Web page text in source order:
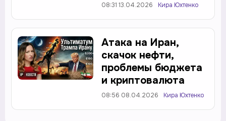
08:31 13.04.2026 Кира Юхтенко
Атака на Иран,
скачок нефти,
проблемы бюджета
и криптовалюта
08:56 08.04.2026 Кира Юхтенко